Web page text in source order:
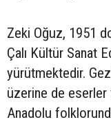
Zeki Oğuz, 1951
Çalı Kültür Sanat
yürütmektedir.
üzerine de
Anadolu